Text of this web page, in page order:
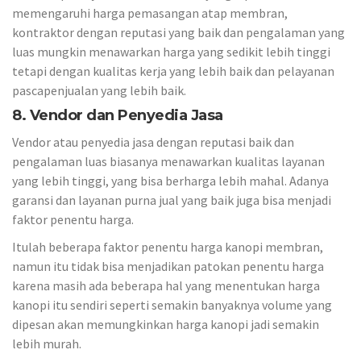
memengaruhi harga pemasangan atap membran,
kontraktor dengan reputasi yang baik dan pengalaman yang
luas mungkin menawarkan harga yang sedikit lebih tinggi
tetapi dengan kualitas kerja yang lebih baik dan pelayanan
pascapenjualan yang lebih baik.
8. Vendor dan Penyedia Jasa
Vendor atau penyedia jasa dengan reputasi baik dan
pengalaman luas biasanya menawarkan kualitas layanan
yang lebih tinggi, yang bisa berharga lebih mahal. Adanya
garansi dan layanan purna jual yang baik juga bisa menjadi
faktor penentu harga.
Itulah beberapa faktor penentu harga kanopi membran,
namun itu tidak bisa menjadikan patokan penentu harga
karena masih ada beberapa hal yang menentukan harga
kanopi itu sendiri seperti semakin banyaknya volume yang
dipesan akan memungkinkan harga kanopi jadi semakin
lebih murah.